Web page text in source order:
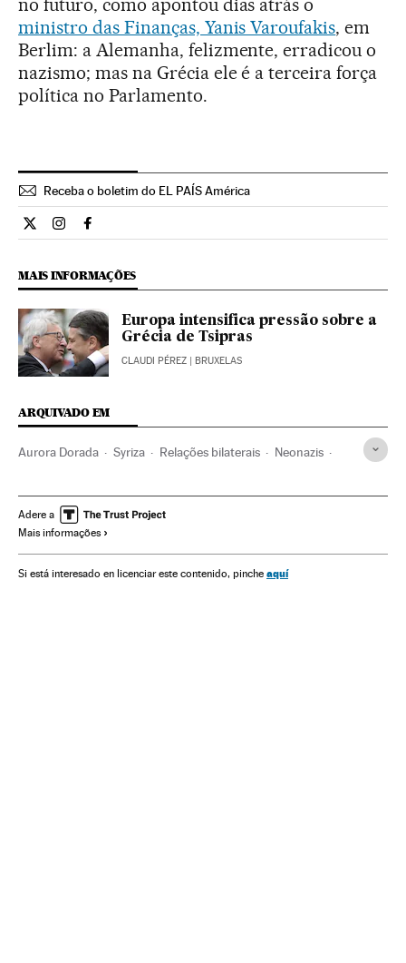
ministro das Finanças, Yanis Varoufakis, em
Berlim: a Alemanha, felizmente, erradicou o
nazismo; mas na Grécia ele é a terceira força
política no Parlamento.
Receba o boletim do EL PAÍS América
Internacional El País Brasil en Twitter
Internacional El País Brasil en Instagram
Internacional El País Brasil en Facebook
MAIS INFORMAÇÕES
Europa intensifica pressão sobre a
Grécia de Tsipras
CLAUDI PÉREZ | BRUXELAS
ARQUIVADO EM
Aurora Dorada Syriza Relações bilaterais Neonazis
Calendário eleitoral Balcãs
História contemporânea Guerra Europa Conflitos
Adere a
Mais informações
Si está interesado en licenciar este contenido, pinche aquí